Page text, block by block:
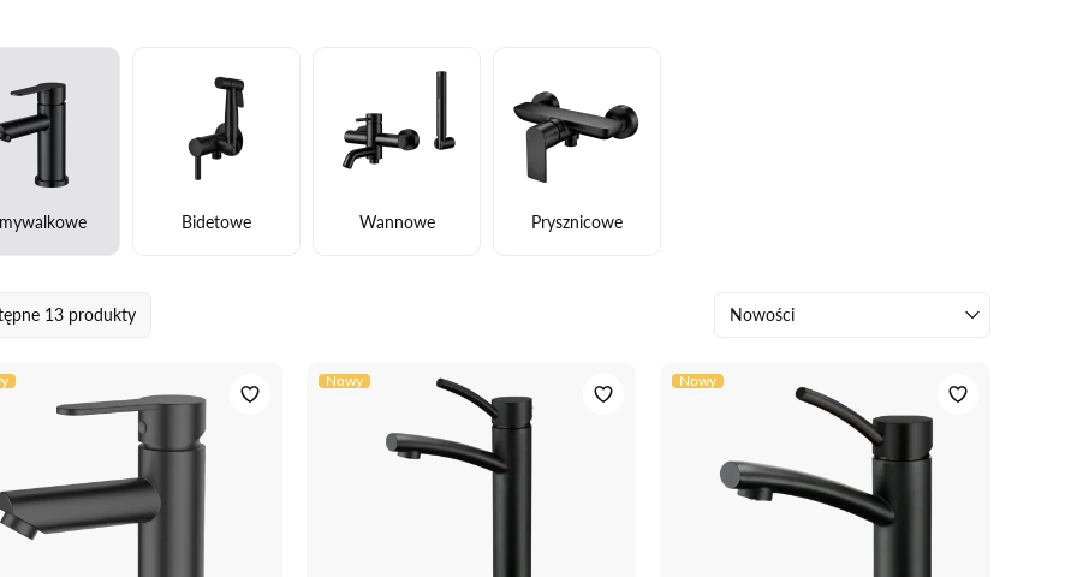
Bidetowe Wannowe Prysznicowe
13 produkty Nowości
Nowy Nowy